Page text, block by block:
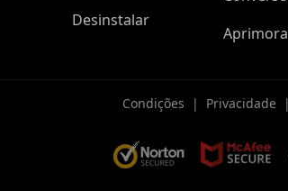
Desinstalar
Condições | Privacidade|